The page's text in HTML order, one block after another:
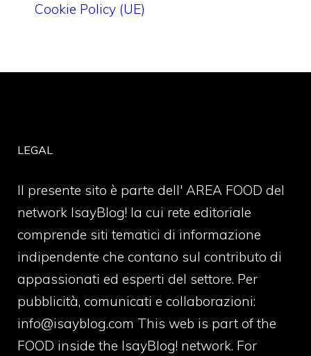
Cookie Policy (UE)
LEGAL
Il presente sito è parte dell' AREA FOOD del
network IsayBlog! la cui rete editoriale
comprende siti tematici di informazione
indipendente che contano sul contributo di
appassionati ed esperti del settore. Per
pubblicità, comunicati e collaborazioni:
info@isayblog.com This web is part of the
FOOD inside the IsayBlog! network. For